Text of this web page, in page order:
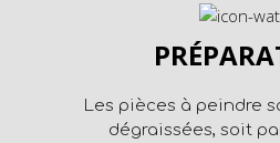
Les pièces à peindre
dégraissées, soit